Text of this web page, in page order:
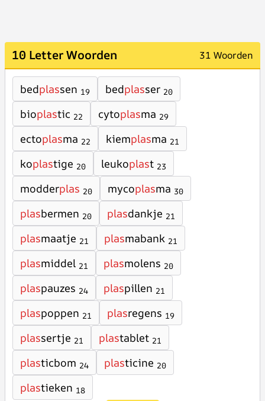
10 Letter Woorden 31 Woorden
bedplassen 19 bedplasser 20
bioplastic 22 cytoplasma 29
ectoplasma 22 kiemplasma 21
koplastige 20 leukoplast 23
modderplas 20 mycoplasma 30
plasbermen 20 plasdankje 21
plasmaatje 21 plasmabank 21
plasmiddel 21 plasmolens 20
plaspauzes 24 plaspillen 21
plaspoppen 21 plasregens 19
plassertje 21 plastablet 21
plasticbom 24 plasticine 20
plastieken 18